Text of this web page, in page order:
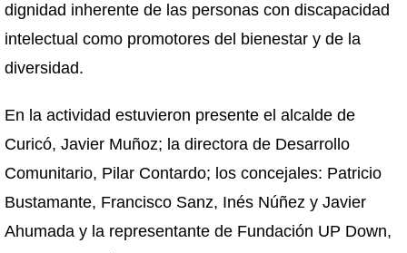
dignidad inherente de las personas con discapacidad
intelectual como promotores del bienestar y de la
diversidad.
En la actividad estuvieron presente el alcalde de
Curicó, Javier Muñoz; la directora de Desarrollo
Comunitario, Pilar Contardo; los concejales: Patricio
Bustamante, Francisco Sanz, Inés Núñez y Javier
Ahumada y la representante de Fundación UP Down,